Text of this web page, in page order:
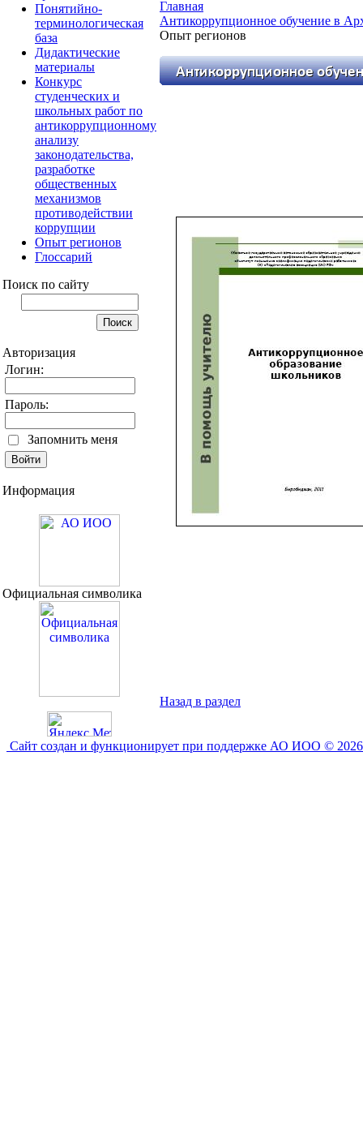
Понятийно-
терминологическая
база
Дидактические
материалы
Конкурс
студенческих и
школьных работ по
антикоррупционному
анализу
законодательства,
разработке
общественных
механизмов
противодействии
коррупции
Опыт регионов
Глоссарий
Поиск по сайту
Авторизация
Логин:
Пароль:
Запомнить меня
Информация
Официальная символика
Главная
Антикоррупционное обучение в
Опыт регионов
Назад в раздел
Сайт создан и функционирует при поддержке АО ИОО © 2026